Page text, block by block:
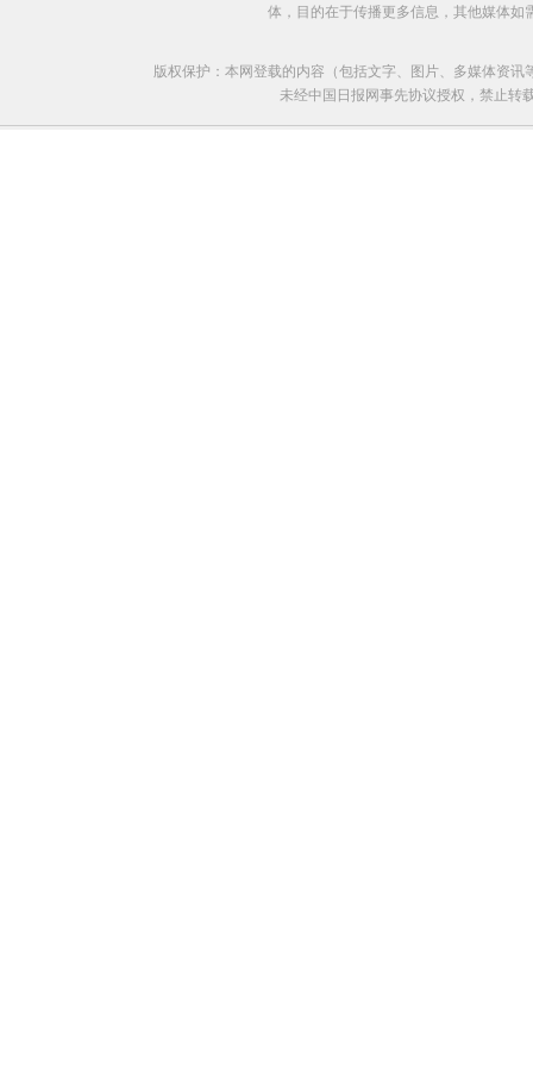
体，目的在于传播更多信息，其他媒体
版权保护：本网登载的内容（包括文字、图片、多媒体资
未经中国日报网事先协议授权，禁止转